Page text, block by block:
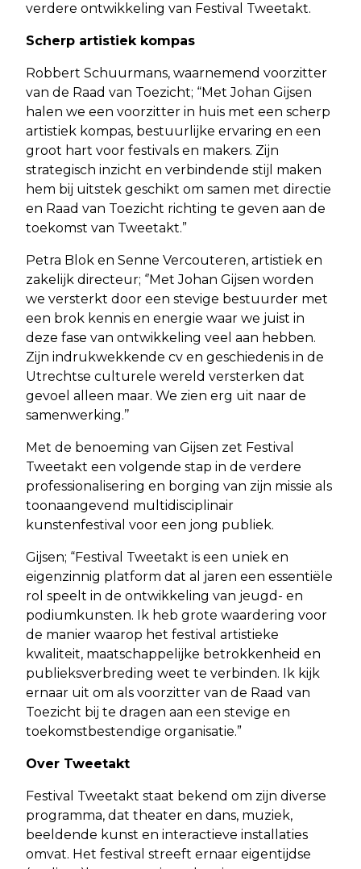
verdere ontwikkeling van Festival Tweetakt.
Scherp artistiek kompas
Robbert Schuurmans, waarnemend voorzitter
van de Raad van Toezicht; “Met Johan Gijsen
halen we een voorzitter in huis met een scherp
artistiek kompas, bestuurlijke ervaring en een
groot hart voor festivals en makers. Zijn
strategisch inzicht en verbindende stijl maken
hem bij uitstek geschikt om samen met directie
en Raad van Toezicht richting te geven aan de
toekomst van Tweetakt.”
Petra Blok en Senne Vercouteren, artistiek en
zakelijk directeur; ‘’Met Johan Gijsen worden
we versterkt door een stevige bestuurder met
een brok kennis en energie waar we juist in
deze fase van ontwikkeling veel aan hebben.
Zijn indrukwekkende cv en geschiedenis in de
Utrechtse culturele wereld versterken dat
gevoel alleen maar. We zien erg uit naar de
samenwerking.’’
Met de benoeming van Gijsen zet Festival
Tweetakt een volgende stap in de verdere
professionalisering en borging van zijn missie als
toonaangevend multidisciplinair
kunstenfestival voor een jong publiek.
Gijsen; “Festival Tweetakt is een uniek en
eigenzinnig platform dat al jaren een essentiële
rol speelt in de ontwikkeling van jeugd- en
podiumkunsten. Ik heb grote waardering voor
de manier waarop het festival artistieke
kwaliteit, maatschappelijke betrokkenheid en
publieksverbreding weet te verbinden. Ik kijk
ernaar uit om als voorzitter van de Raad van
Toezicht bij te dragen aan een stevige en
toekomstbestendige organisatie.”
Over Tweetakt
Festival Tweetakt staat bekend om zijn diverse
programma, dat theater en dans, muziek,
beeldende kunst en interactieve installaties
omvat. Het festival streeft ernaar eigentijdse